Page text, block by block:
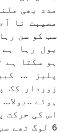
مدد بھی
مصیبت نا
سب کو سن
بول رہا
پلیز ...
زوردار کِک
ہوئے
اس کی حرکت
6 لوگ تھے